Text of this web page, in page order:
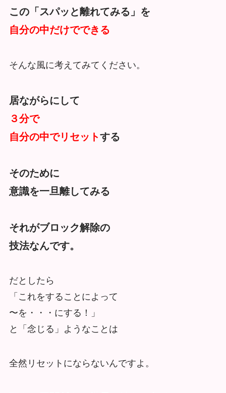
この「スパッと離れてみる」を
自分の中だけでできる
そんな風に考えてみてください。
居ながらにして
３分で
自分の中でリセットする
そのために
意識を一旦離してみる
それがブロック解除の
技法なんです。
だとしたら
「これをすることによって
〜を・・・にする！」
と「念じる」ようなことは
全然リセットにならないんですよ。